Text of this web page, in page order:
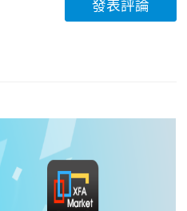
發表評論